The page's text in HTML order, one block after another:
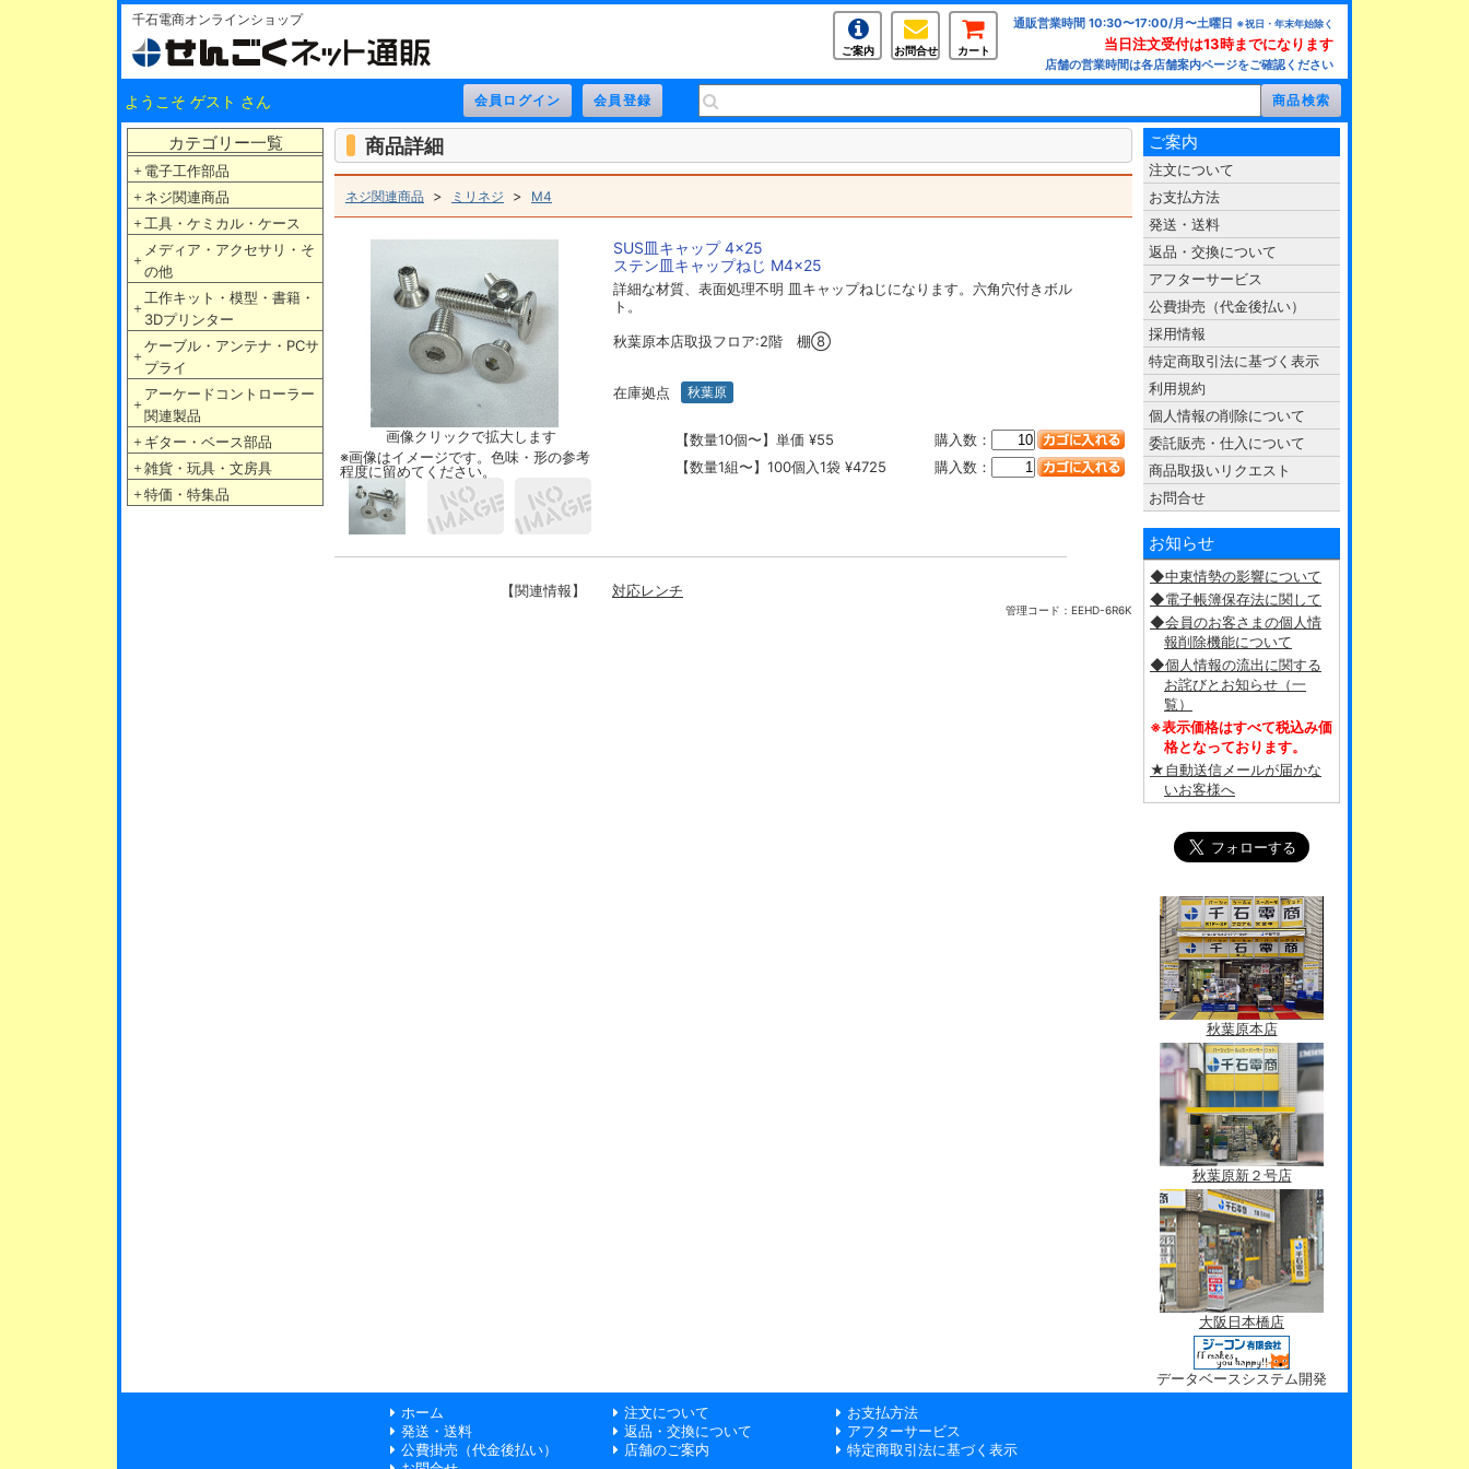
千石電商オンラインショップ
ご案内 お問合せ カート
通販営業時間 10:30〜17:00/月〜土曜日 ※祝日・年末年始除く
当日注文受付は13時までになります
店舗の営業時間は各店舗案内ページをご確認ください
ようこそ ゲスト さん
カテゴリー一覧
＋ 電子工作部品
＋ ネジ関連商品
＋ 工具・ケミカル・ケース
＋
メディア・アクセサリ・そ
の他
＋
工作キット・模型・書籍・
3Dプリンター
＋
ケーブル・アンテナ・PCサ
プライ
＋
アーケードコントローラー
関連製品
＋ ギター・ベース部品
＋ 雑貨・玩具・文房具
＋ 特価・特集品
商品詳細
ネジ関連商品 > ミリネジ > M4
画像クリックで拡大します
※画像はイメージです。色味・形の参考
程度に留めてください。
SUS皿キャップ 4×25
ステン皿キャップねじ M4×25
詳細な材質、表面処理不明 皿キャップねじになります。六角穴付きボル
ト。
秋葉原本店取扱フロア:2階 棚⑧
在庫拠点 秋葉原
【数量10個〜】単価 ¥55
購入数：
【数量1組〜】100個入1袋 ¥4725
購入数：
【関連情報】 対応レンチ
管理コード： EEHD-6R6K
ご案内
注文について
お支払方法
発送・送料
返品・交換について
アフターサービス
公費掛売（代金後払い）
採用情報
特定商取引法に基づく表示
利用規約
個人情報の削除について
委託販売・仕入について
商品取扱いリクエスト
お問合せ
お知らせ
◆中東情勢の影響について
◆電子帳簿保存法に関して
◆会員のお客さまの個人情
報削除機能について
◆個人情報の流出に関する
お詫びとお知らせ（一
覧）
※表示価格はすべて税込み価
格となっております。
★自動送信メールが届かな
いお客様へ
秋葉原本店
秋葉原新２号店
大阪日本橋店
データベースシステム開発
ホーム
注文について
お支払方法
発送・送料
返品・交換について
アフターサービス
公費掛売（代金後払い）
店舗のご案内
特定商取引法に基づく表示